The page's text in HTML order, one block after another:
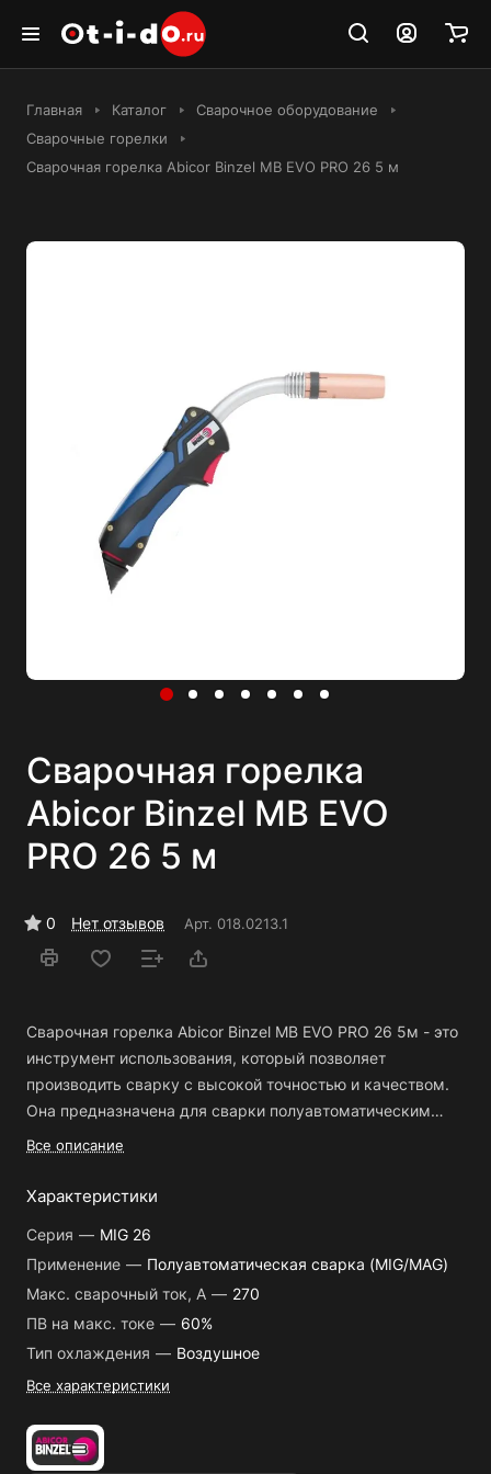
Главная Каталог
Сварочное оборудование
Сварочные горелки
Сварочная горелка Abicor Binzel MB EVO PRO 26 5 м
Сварочная горелка
Abicor Binzel MB EVO
PRO 26 5 м
0 Нет отзывов Арт. 018.0213.1
Сварочная горелка Abicor Binzel MB EVO PRO 26 5м - это
инструмент использования, который позволяет
производить сварку с высокой точностью и качеством.
Она предназначена для сварки полуавтоматическим
способом и является необходимым комплектующим для
кнопка и оснащена горелкой для сварочных
Сварочная горелка Abicor Binzel MB EVO PRO 26 5м
обладает рядом преимуществ, которые делают ее
незаменимым инструментом для сварки. Она имеет
поворотный гусак, что обеспечивает удобство при
который обеспечивает удобный захват и управление
горелкой. Кроме того, горелка имеет минимальный
диаметр сварочной проволоки 0.8 мм и максимальный -
Все описание
Характеристики
Серия — MIG 26
Применение — Полуавтоматическая сварка (MIG/MAG)
Макс. сварочный ток, А — 270
ПВ на макс. токе — 60%
Тип охлаждения — Воздушное
Все характеристики